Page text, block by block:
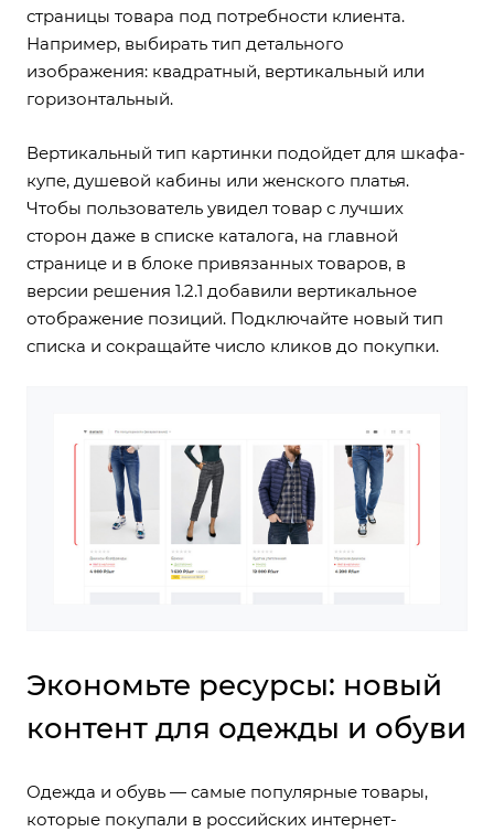
страницы товара под потребности клиента.
Например, выбирать тип детального
изображения: квадратный, вертикальный или
горизонтальный.
Вертикальный тип картинки подойдет для шкафа-
купе, душевой кабины или женского платья.
Чтобы пользователь увидел товар с лучших
сторон даже в списке каталога, на главной
странице и в блоке привязанных товаров, в
версии решения 1.2.1 добавили вертикальное
отображение позиций. Подключайте новый тип
списка и сокращайте число кликов до покупки.
Экономьте ресурсы: новый
контент для одежды и обуви
Одежда и обувь — самые популярные товары,
которые покупали в российских интернет-